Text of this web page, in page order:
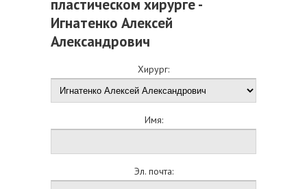
пластическом хирурге -
Игнатенко Алексей
Александрович
Хирург:
Имя:
Эл. почта: